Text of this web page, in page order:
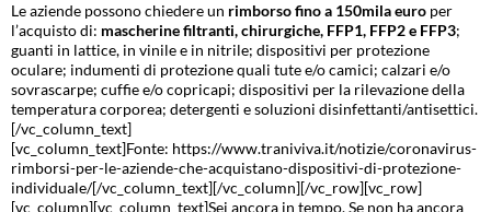
Le aziende possono chiedere un rimborso fino a 150mila euro per
l’acquisto di: mascherine filtranti, chirurgiche, FFP1, FFP2 e FFP3;
guanti in lattice, in vinile e in nitrile; dispositivi per protezione
oculare; indumenti di protezione quali tute e/o camici; calzari e/o
sovrascarpe; cuffie e/o copricapi; dispositivi per la rilevazione della
temperatura corporea; detergenti e soluzioni disinfettanti/antisettici.
[/vc_column_text]
[vc_column_text]Fonte: https://www.traniviva.it/notizie/coronavirus-
rimborsi-per-le-aziende-che-acquistano-dispositivi-di-protezione-
individuale/[/vc_column_text][/vc_column][/vc_row][vc_row]
[vc_column][vc_column_text]Sei ancora in tempo. Se non ha ancora